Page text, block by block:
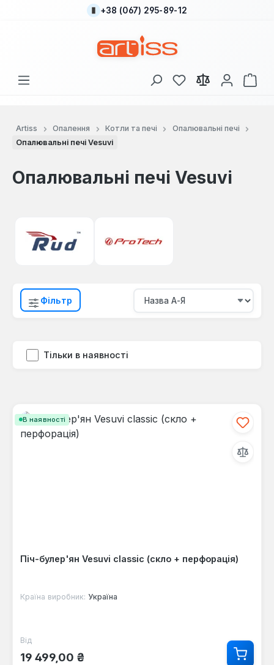
Перейти до основного вмісту
+38 (067) 295-89-12
У вас є 0 у списку
Artiss Опалення Котли та печі
Опалювальні печі
Опалювальні печі Vesuvi
Опалювальні печі Vesuvi
Фільтр
Тільки в наявності
В наявності
Піч-булер'ян Vesuvi classic (скло + перфорація)
Країна виробник: Україна
Звичайна ціна:
Від
19 499,00 ₴